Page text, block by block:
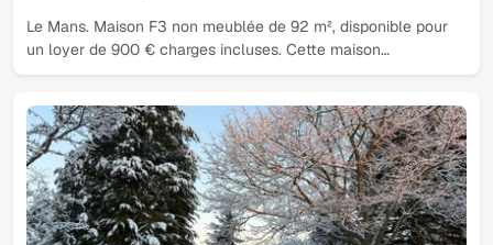
Le Mans. Maison F3 non meublée de 92 m², disponible pour
un loyer de 900 € charges incluses. Cette maison…